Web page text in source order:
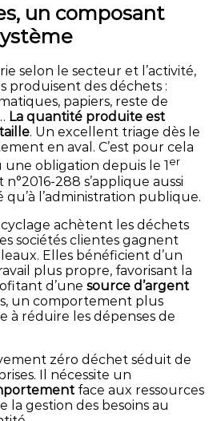
un composant
selon le secteur et l’activité,
produisent des déchets :
papiers, reste de
La quantité produite est
. Un excellent triage dès le
en aval. C’est pour cela
obligation depuis le 1 er
288 s’applique aussi
l’administration publique.
achètent les déchets
sociétés clientes gagnent
Elles bénéficient d’un
plus propre, favorisant la
d’unesource d’argent
un comportement plus
à réduire les dépenses de
zéro déchet séduit de
Il nécessite un
face aux ressources
la gestion des besoins au